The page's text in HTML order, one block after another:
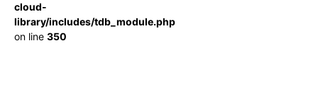
cloud-
library/includes/tdb_module.php
on line 350